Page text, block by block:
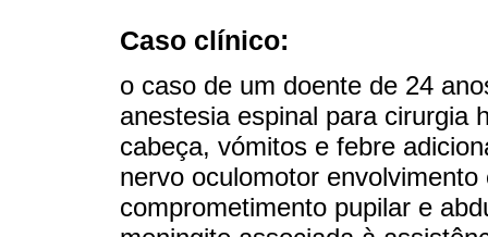
Caso clínico:
o caso de um doente de 24
anestesia espinal para cirurgia
cabeça, vómitos e febre
nervo oculomotor
comprometimento pupilar e